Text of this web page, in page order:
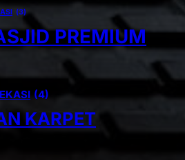
(3)
PREMIUM
(4)
KARPET